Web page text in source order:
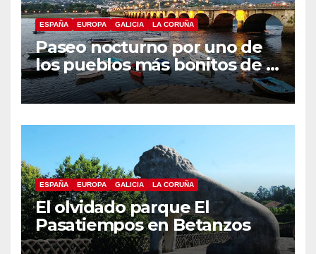
ESPAÑA EUROPA GALICIA LA CORUÑA
Paseo nocturno por uno de
los pueblos más bonitos de A
Coruña, Puentedeume
ESPAÑA EUROPA GALICIA LA CORUÑA
El olvidado parque El
Pasatiempos en Betanzos